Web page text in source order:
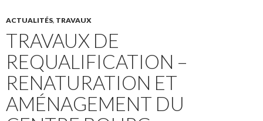
ACTUALITÉS, TRAVAUX
TRAVAUX DE
REQUALIFICATION –
RENATURATION ET
AMÉNAGEMENT DU